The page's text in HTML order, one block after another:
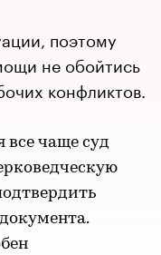
поэтому
не обойтись
конфликтов.
все чаще суд